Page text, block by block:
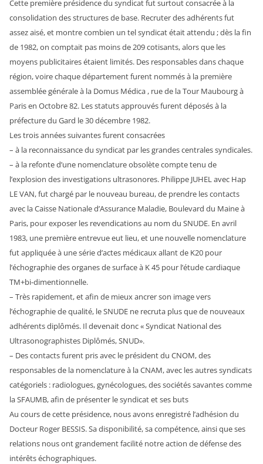
Cette première présidence du syndicat fut surtout consacrée à la
consolidation des structures de base. Recruter des adhérents fut
assez aisé, et montre combien un tel syndicat était attendu ; dès la fin
de 1982, on comptait pas moins de 209 cotisants, alors que les
moyens publicitaires étaient limités. Des responsables dans chaque
région, voire chaque département furent nommés à la première
assemblée générale à la Domus Médica , rue de la Tour Maubourg à
Paris en Octobre 82. Les statuts approuvés furent déposés à la
préfecture du Gard le 30 décembre 1982.
Les trois années suivantes furent consacrées
– à la reconnaissance du syndicat par les grandes centrales syndicales.
– à la refonte d’une nomenclature obsolète compte tenu de
l’explosion des investigations ultrasonores. Philippe JUHEL avec Hap
LE VAN, fut chargé par le nouveau bureau, de prendre les contacts
avec la Caisse Nationale d’Assurance Maladie, Boulevard du Maine à
Paris, pour exposer les revendications au nom du SNUDE. En avril
1983, une première entrevue eut lieu, et une nouvelle nomenclature
fut appliquée à une série d’actes médicaux allant de K20 pour
l’échographie des organes de surface à K 45 pour l’étude cardiaque
TM+bi-dimentionnelle.
– Très rapidement, et afin de mieux ancrer son image vers
l’échographie de qualité, le SNUDE ne recruta plus que de nouveaux
adhérents diplômés. Il devenait donc « Syndicat National des
Ultrasonographistes Diplômés, SNUD».
– Des contacts furent pris avec le président du CNOM, des
responsables de la nomenclature à la CNAM, avec les autres syndicats
catégoriels : radiologues, gynécologues, des sociétés savantes comme
la SFAUMB, afin de présenter le syndicat et ses buts
Au cours de cette présidence, nous avons enregistré l’adhésion du
Docteur Roger BESSIS. Sa disponibilité, sa compétence, ainsi que ses
relations nous ont grandement facilité notre action de défense des
intérêts échographiques.